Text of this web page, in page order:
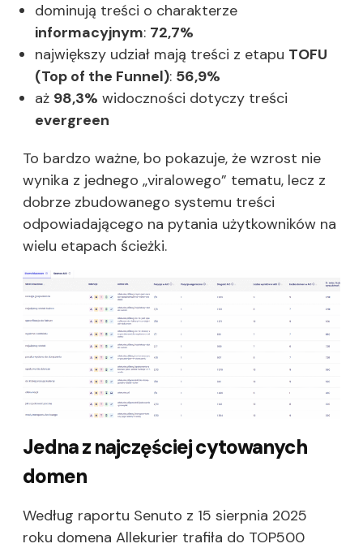
dominują treści o charakterze
informacyjnym: 72,7%
największy udział mają treści z etapu TOFU
(Top of the Funnel): 56,9%
aż 98,3% widoczności dotyczy treści
evergreen
To bardzo ważne, bo pokazuje, że wzrost nie
wynika z jednego „viralowego” tematu, lecz z
dobrze zbudowanego systemu treści
odpowiadającego na pytania użytkowników na
wielu etapach ścieżki.
Jedna z najczęściej cytowanych
domen
Według raportu Senuto z 15 sierpnia 2025
roku domena Allekurier trafiła do TOP500